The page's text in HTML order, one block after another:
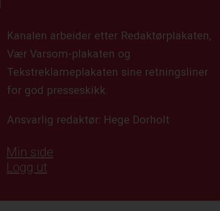
Kanalen arbeider etter Redaktørplakaten,
Vær Varsom-plakaten og
Tekstreklameplakaten sine retningsliner
for god presseskikk.
Ansvarlig redaktør: Hege Dorholt
Min side
Logg ut